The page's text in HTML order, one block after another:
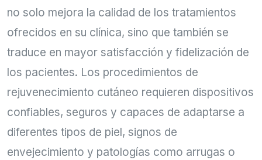
no solo mejora la calidad de los tratamientos
ofrecidos en su clínica, sino que también se
traduce en mayor satisfacción y fidelización de
los pacientes. Los procedimientos de
rejuvenecimiento cutáneo requieren dispositivos
confiables, seguros y capaces de adaptarse a
diferentes tipos de piel, signos de
envejecimiento y patologías como arrugas o